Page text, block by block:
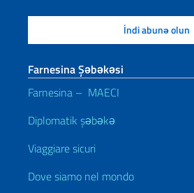
Farnesina Şəbəkəsi
Farnesina – MAECI
Diplomatik şəbəkə
Viaggiare sicuri
Dove siamo nel mondo